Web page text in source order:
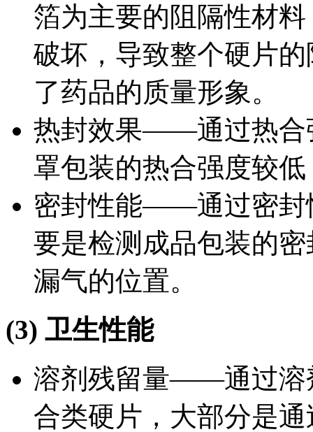
箔为主要的阻隔性材
破坏，导致整个硬片
了药品的质量形象。
热封效果——通过热合
罩包装的热合强度较
密封性能——通过密封
要是检测成品包装的
漏气的位置。
(3) 卫生性能
溶剂残留量——通过溶
合类硬片，大部分是